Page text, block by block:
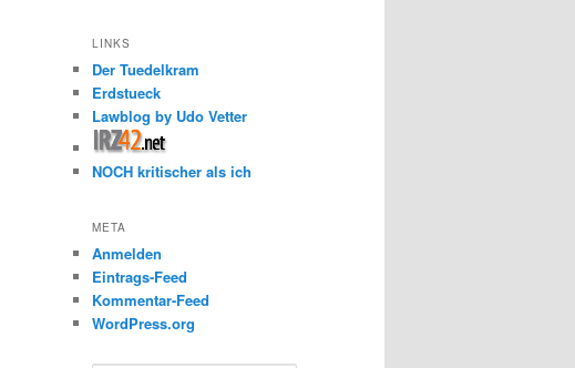
LINKS
Der Tuedelkram
Erdstueck
Lawblog by Udo Vetter
NOCH kritischer als ich
META
Anmelden
Eintrags-Feed
Kommentar-Feed
WordPress.org